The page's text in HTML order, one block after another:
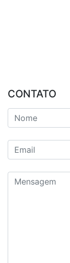
CONTATO